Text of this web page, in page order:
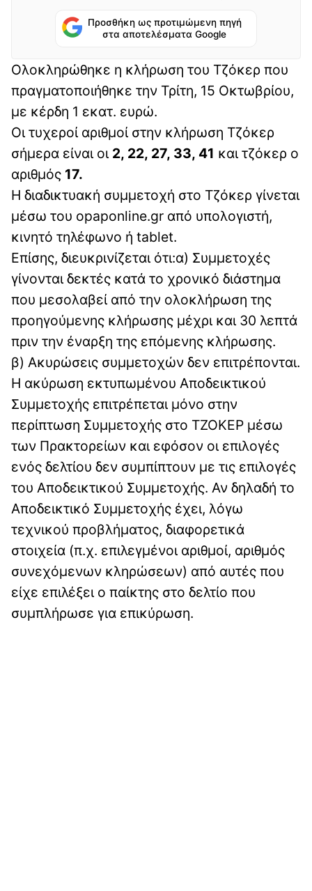
Προσθήκη ως προτιμώμενη πηγή
στα αποτελέσματα Google
Oλοκληρώθηκε η κλήρωση του Τζόκερ που
πραγματοποιήθηκε την Τρίτη, 15 Οκτωβρίου,
με κέρδη 1 εκατ. ευρώ.
Οι τυχεροί αριθμοί στην κλήρωση Τζόκερ
σήμερα είναι οι 2, 22, 27, 33, 41 και τζόκερ ο
αριθμός 17.
Η διαδικτυακή συμμετοχή στο Τζόκερ γίνεται
μέσω του opaponline.gr από υπολογιστή,
κινητό τηλέφωνο ή tablet.
Επίσης, διευκρινίζεται ότι:α) Συμμετοχές
γίνονται δεκτές κατά το χρονικό διάστημα
που μεσολαβεί από την ολοκλήρωση της
προηγούμενης κλήρωσης μέχρι και 30 λεπτά
πριν την έναρξη της επόμενης κλήρωσης.
β) Ακυρώσεις συμμετοχών δεν επιτρέπονται.
Η ακύρωση εκτυπωμένου Αποδεικτικού
Συμμετοχής επιτρέπεται μόνο στην
περίπτωση Συμμετοχής στο ΤΖΟΚΕΡ μέσω
των Πρακτορείων και εφόσον οι επιλογές
ενός δελτίου δεν συμπίπτουν με τις επιλογές
του Αποδεικτικού Συμμετοχής. Αν δηλαδή το
Αποδεικτικό Συμμετοχής έχει, λόγω
τεχνικού προβλήματος, διαφορετικά
στοιχεία (π.χ. επιλεγμένοι αριθμοί, αριθμός
συνεχόμενων κληρώσεων) από αυτές που
είχε επιλέξει ο παίκτης στο δελτίο που
συμπλήρωσε για επικύρωση.